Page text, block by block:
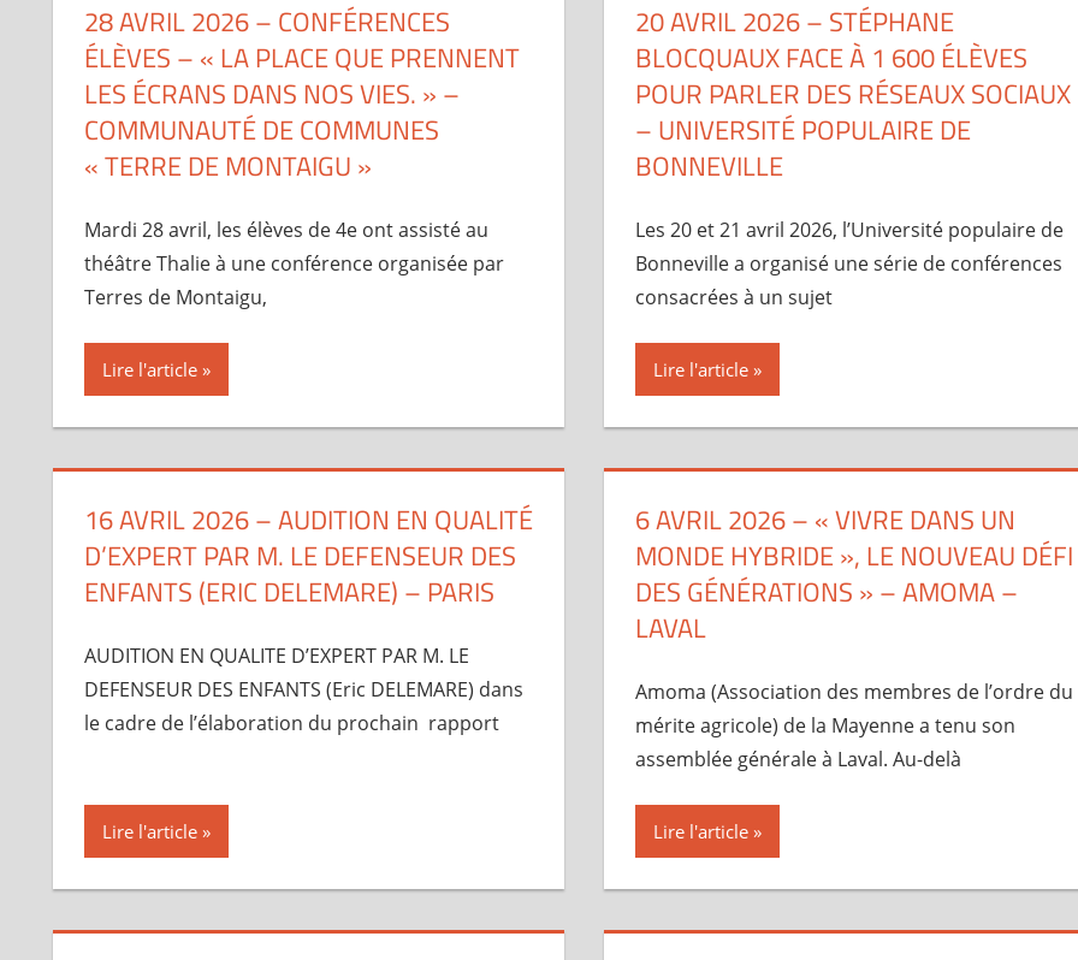
28 AVRIL 2026 – CONFÉRENCES
ÉLÈVES – « LA PLACE QUE PRENNENT
LES ÉCRANS DANS NOS VIES. » –
COMMUNAUTÉ DE COMMUNES
« TERRE DE MONTAIGU »
Mardi 28 avril, les élèves de 4e ont assisté au
théâtre Thalie à une conférence organisée par
Terres de Montaigu,
Lire l'article
20 AVRIL 2026 – STÉPHANE
BLOCQUAUX FACE À 1 600 ÉLÈVES
POUR PARLER DES RÉSEAUX SOCIAUX
– UNIVERSITÉ POPULAIRE DE
BONNEVILLE
Les 20 et 21 avril 2026, l’Université populaire de
Bonneville a organisé une série de conférences
consacrées à un sujet
Lire l'article
16 AVRIL 2026 – AUDITION EN QUALITÉ
D’EXPERT PAR M. LE DEFENSEUR DES
ENFANTS (ERIC DELEMARE) – PARIS
AUDITION EN QUALITE D’EXPERT PAR M. LE
DEFENSEUR DES ENFANTS (Eric DELEMARE) dans
le cadre de l’élaboration du prochain rapport
Lire l'article
6 AVRIL 2026 – « VIVRE DANS UN
MONDE HYBRIDE », LE NOUVEAU DÉFI
DES GÉNÉRATIONS » – AMOMA –
LAVAL
Amoma (Association des membres de l’ordre du
mérite agricole) de la Mayenne a tenu son
assemblée générale à Laval. Au-delà
Lire l'article